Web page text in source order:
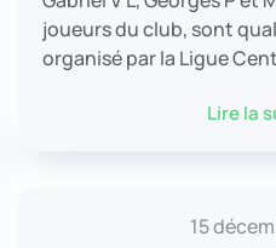
joueurs du club, sont
organisé par la Ligue
Lire la
15